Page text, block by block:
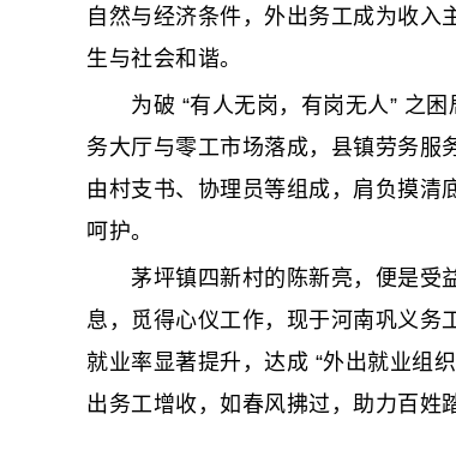
自然与经济条件，外出务工成为收
生与社会和谐。
为破 “有人无岗，有岗无人” 之困
务大厅与零工市场落成，县镇劳务服
由村支书、协理员等组成，肩负摸清
呵护。
茅坪镇四新村的陈新亮，便是受益
息，觅得心仪工作，现于河南巩义务
就业率显著提升，达成 “外出就业组
出务工增收，如春风拂过，助力百姓